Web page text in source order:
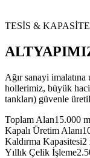
TESİS & KAPASİTE
Ağır sanayi
hollerimiz, büyük
tankları) güvenle
Toplam Alan15.000
Kapalı Üretim Alanı
Kaldırma Kapasitesi2
Yıllık Çelik İşleme